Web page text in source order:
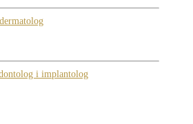
i implantolog